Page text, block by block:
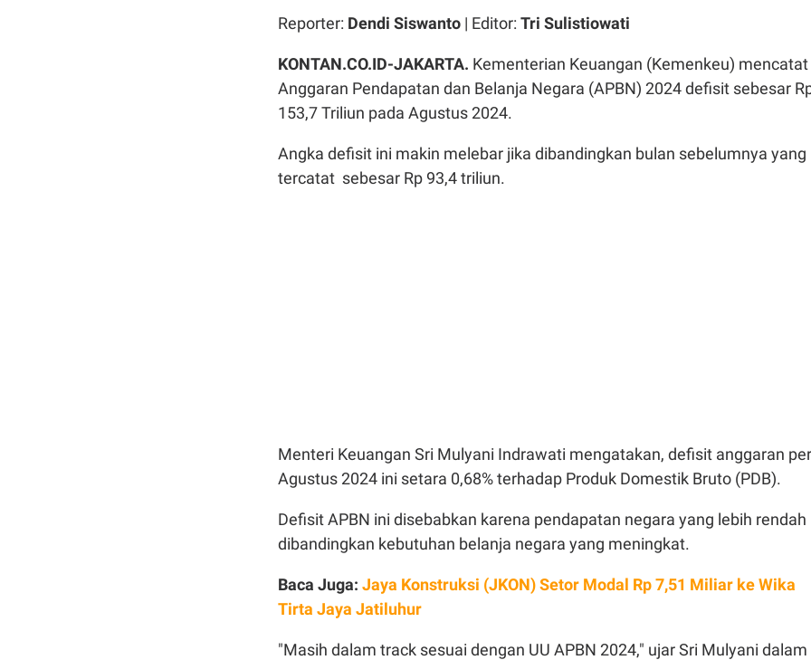
Reporter: Dendi Siswanto | Editor: Tri Sulistiowati
KONTAN.CO.ID-JAKARTA. Kementerian Keuangan (Kemenkeu) mencatat
Anggaran Pendapatan dan Belanja Negara (APBN) 2024 defisit sebesar
153,7 Triliun pada Agustus 2024.
Angka defisit ini makin melebar jika dibandingkan bulan sebelumnya yang
tercatat sebesar Rp 93,4 triliun.
Menteri Keuangan Sri Mulyani Indrawati mengatakan, defisit anggaran per
Agustus 2024 ini setara 0,68% terhadap Produk Domestik Bruto (PDB).
Defisit APBN ini disebabkan karena pendapatan negara yang lebih rendah
dibandingkan kebutuhan belanja negara yang meningkat.
Baca Juga: Jaya Konstruksi (JKON) Setor Modal Rp 7,51 Miliar ke Wika
Tirta Jaya Jatiluhur
"Masih dalam track sesuai dengan UU APBN 2024," ujar Sri Mulyani dalam